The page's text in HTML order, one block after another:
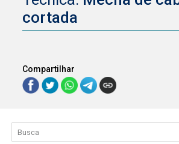
cortada
Compartilhar
Lista de itens
Controle de ordenação e